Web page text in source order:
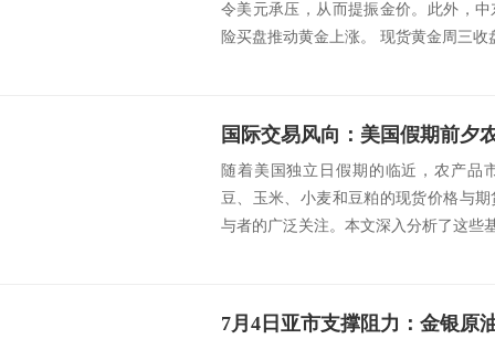
令美元承压，从而提振金价。此外，
险买盘推动黄金上涨。 现货黄金周三收
随着美国独立日假期的临近，农产品
豆、玉米、小麦和豆粕的现货价格与
与者的广泛关注。本文深入分析了这些
7月4日亚市支撑阻力：金银原